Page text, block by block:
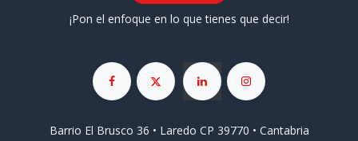
¡Pon el enfoque en lo que tienes que decir!
Barrio El Brusco 36 • Laredo CP 39770 • Cantabria